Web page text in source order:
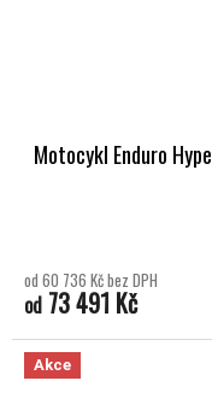
Motocykl Enduro
Průměrné hodnocení
od 60 736 Kč bez DPH
od 73 491 Kč
Akce